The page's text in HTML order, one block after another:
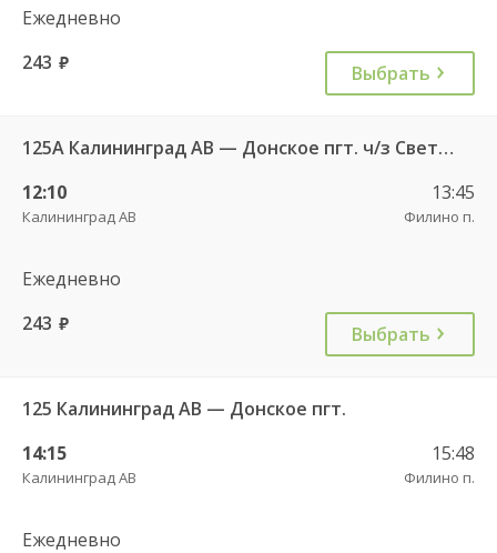
Ежедневно
243 руб. Выбрать
125А Калининград АВ — Донское пгт. ч/з Светлогорск г.
12:10
Калининград АВ
13:45
Филино п.
Ежедневно
243 руб. Выбрать
125 Калининград АВ — Донское пгт.
14:15
Калининград АВ
15:48
Филино п.
Ежедневно